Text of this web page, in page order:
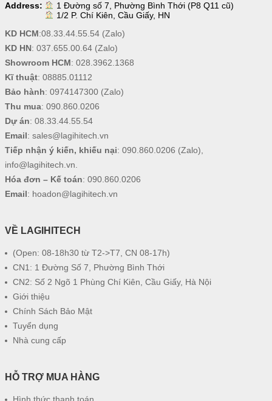
Address:
1 Đường số 7, Phường Bình Thới (P8 Q11 cũ)
1/2 P. Chí Kiên, Cầu Giấy, HN
KD HCM:08.33.44.55.54(Zalo)
KD HN: 037.655.00.64(Zalo)
Showroom HCM: 028.3962.1368
Kĩ thuật: 08885.01112
Bảo hành: 0974147300(Zalo)
Thu mua: 090.860.0206
Dự án: 08.33.44.55.54
Email: sales@lagihitech.vn
Tiếp nhận ý kiến, khiếu nại: 090.860.0206 (Zalo),
info@lagihitech.vn
Hóa đơn – Kế toán: 090.860.0206
Email: hoadon@lagihitech.vn
VỀ LAGIHITECH
(Open: 08-18h30 từ T2->T7, CN 08-17h)
CN1: 1 Đường Số 7, Phường Bình Thới
CN2: Số 2 Ngõ 1 Phùng Chí Kiên, Cầu Giấy, Hà Nội
Giới thiệu
Chính Sách Bảo Mật
Tuyển dụng
Nhà cung cấp
HỖ TRỢ MUA HÀNG